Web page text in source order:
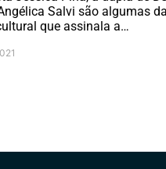
Salvi são algumas
que assinala a…